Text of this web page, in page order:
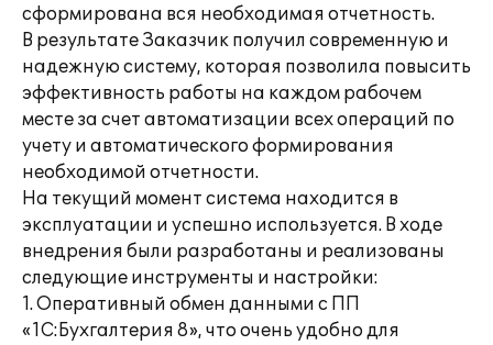
сформирована вся необходимая отчетность.
В результате Заказчик получил современную и
надежную систему, которая позволила повысить
эффективность работы на каждом рабочем
месте за счет автоматизации всех операций по
учету и автоматического формирования
необходимой отчетности.
На текущий момент система находится в
эксплуатации и успешно используется. В ходе
внедрения были разработаны и реализованы
следующие инструменты и настройки:
1. Оперативный обмен данными с ПП
«1С:Бухгалтерия 8», что очень удобно для